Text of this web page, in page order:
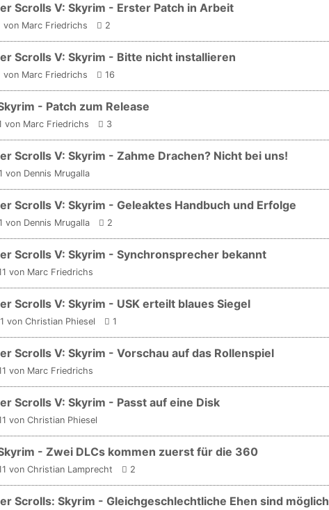
Scrolls V: Skyrim - Erster Patch in Arbeit
von Marc Friedrichs 2
Scrolls V: Skyrim - Bitte nicht installieren
von Marc Friedrichs 16
- Patch zum Release
von Marc Friedrichs 3
Scrolls V: Skyrim - Zahme Drachen? Nicht bei uns!
von Dennis Mrugalla
Scrolls V: Skyrim - Geleaktes Handbuch und Erfolge
von Dennis Mrugalla 2
Scrolls V: Skyrim - Synchronsprecher bekannt
von Marc Friedrichs
Scrolls V: Skyrim - USK erteilt blaues Siegel
von Christian Phiesel 1
Scrolls V: Skyrim - Vorschau auf das Rollenspiel
von Marc Friedrichs
Scrolls V: Skyrim - Passt auf eine Disk
von Christian Phiesel
- Zwei DLCs kommen zuerst für die 360
von Christian Lamprecht 2
Scrolls: Skyrim - Gleichgeschlechtliche Ehen sind möglich